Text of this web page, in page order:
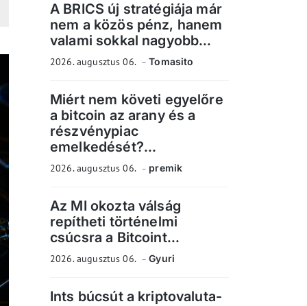
A BRICS új stratégiája már
nem a közös pénz, hanem
valami sokkal nagyobb...
2026. augusztus 06. Tomasito
Miért nem követi egyelőre
a bitcoin az arany és a
részvénypiac
emelkedését?...
2026. augusztus 06. premik
Az MI okozta válság
repítheti történelmi
csúcsra a Bitcoint...
2026. augusztus 06. Gyuri
Ints búcsút a kriptovaluta-